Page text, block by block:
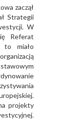
zaczął
Strategii
W
Referat
to miało
projekty